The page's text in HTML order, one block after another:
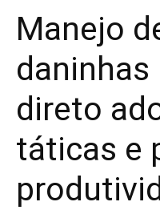
Manejo
direto
táticas e